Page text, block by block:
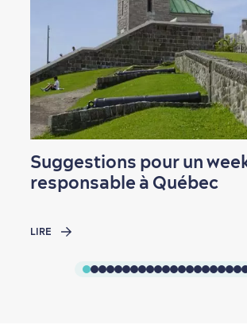
Suggestions pour un
responsable à Québec
LIRE